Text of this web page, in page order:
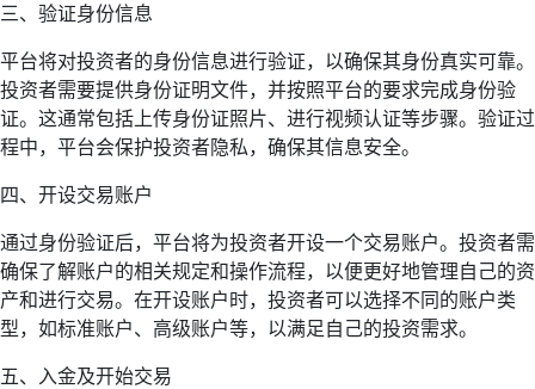
三、验证身份信息
平台将对投资者的身份信息进行验证，以确保其身份真实可靠。
投资者需要提供身份证明文件，并按照平台的要求完成身份验
证。这通常包括上传身份证照片、进行视频认证等步骤。验证过
程中，平台会保护投资者隐私，确保其信息安全。
四、开设交易账户
通过身份验证后，平台将为投资者开设一个交易账户。投资者需
确保了解账户的相关规定和操作流程，以便更好地管理自己的资
产和进行交易。在开设账户时，投资者可以选择不同的账户类
型，如标准账户、高级账户等，以满足自己的投资需求。
五、入金及开始交易